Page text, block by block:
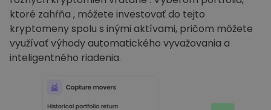
ktoré zahŕňa , môžete investovať do tejto
kryptomeny spolu s inými aktívami, pričom môžete
využívať výhody automatického vyvažovania a
inteligentného riadenia.